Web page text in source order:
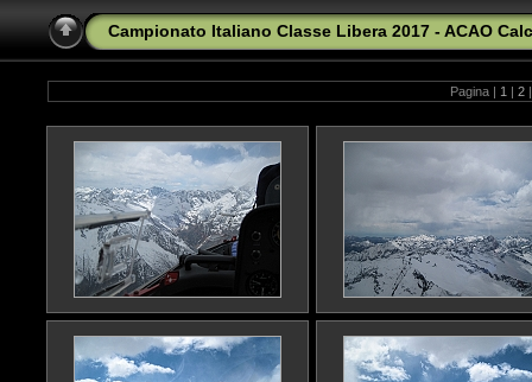
Campionato Italiano Classe Libera 2017 - ACAO
Pagina | 1 | 2 |